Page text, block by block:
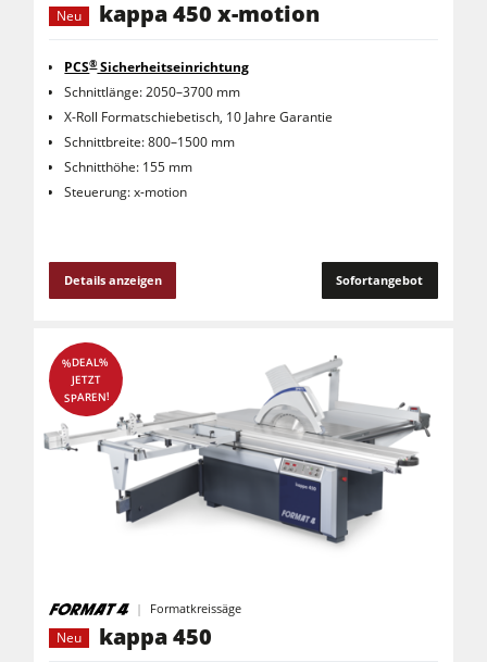
Neu
kappa 450 x-motion
PCS®Sicherheitseinrichtung
Schnittlänge: 2050–3700 mm
X-Roll Formatschiebetisch, 10 Jahre Garantie
Schnittbreite: 800–1500 mm
Schnitthöhe: 155 mm
Steuerung: x-motion
Details anzeigen Sofortangebot
%DEAL%
JETZT
SPAREN!
Formatkreissäge
Neu
kappa 450